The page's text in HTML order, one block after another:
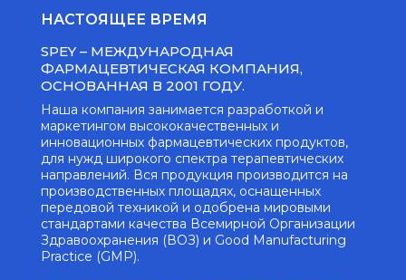
НАСТОЯЩЕЕ ВРЕМЯ
SPEY – МЕЖДУНАРОДНАЯ
ФАРМАЦЕВТИЧЕСКАЯ КОМПАНИЯ,
ОСНОВАННАЯ В 2001 ГОДУ.
Наша компания занимается разработкой и
маркетингом высококачественных и
инновационных фармацевтических продуктов,
для нужд широкого спектра терапевтических
направлений. Вся продукция производится на
производственных площадях, оснащенных
передовой техникой и одобрена мировыми
стандартами качества Всемирной Организации
Здравоохранения (ВОЗ) и Good Manufacturing
Practice (GMP).